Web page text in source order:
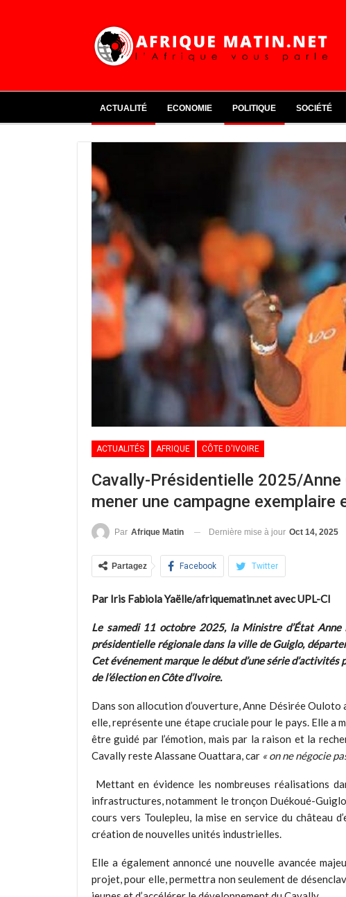
ACTUALITÉ ECONOMIE POLITIQUE SOCIÉTÉ
ACTUALITÉS AFRIQUE CÔTE D'IVOIRE
Cavally-Présidentielle 2025/
mener une campagne exemplaire
Par Afrique Matin Dernière mise à jour Oct 14, 2025
Partagez Facebook Twitter
Par Iris Fabiola Yaëlle/afriquematin.net avec UPL-CI
Le samedi 11 octobre 2025, la Ministre d’État
présidentielle régionale dans la ville de Guiglo,
Cet événement marque le début d’une série
de l’élection en Côte d’Ivoire.
Dans son allocution d’ouverture, Anne Désirée Ouloto
elle, représente une étape cruciale pour le pays. Elle a
être guidé par l’émotion, mais par la raison et la
Cavally reste Alassane Ouattara, car « on ne négocie
Mettant en évidence les nombreuses réalisations
infrastructures, notamment le tronçon Duékoué-
cours vers Toulepleu, la mise en service du château
création de nouvelles unités industrielles.
Elle a également annoncé une nouvelle avancée
projet, pour elle, permettra non seulement de